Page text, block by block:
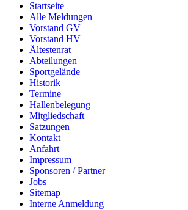
Startseite
Alle Meldungen
Vorstand GV
Vorstand HV
Ältestenrat
Abteilungen
Sportgelände
Historik
Termine
Hallenbelegung
Mitgliedschaft
Satzungen
Kontakt
Anfahrt
Impressum
Sponsoren / Partner
Jobs
Sitemap
Interne Anmeldung